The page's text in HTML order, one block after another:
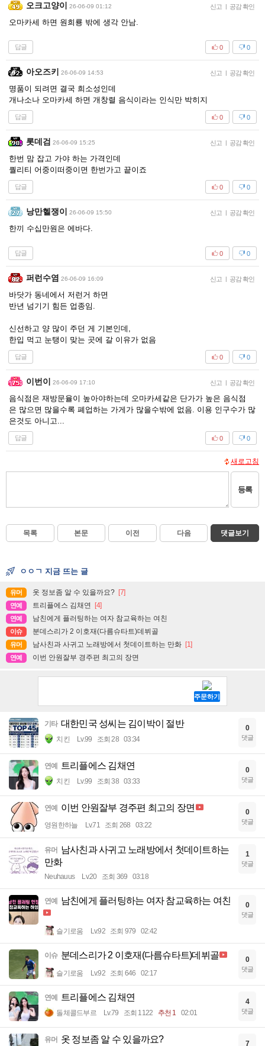
오크고양이 26-06-09 01:12 신고 공감 확인
오마카세 하면 원희룡 밖에 생각 안남.
답글 0
0
아오즈키 26-06-09 14:53 신고 공감 확인
명품이 되려면 결국 희소성인데
개나소나 오마카세 하면 개창렬 음식이라는 인식만 박히지
답글 0
0
롯데검 26-06-09 15:25 신고 공감 확인
한번 맘 잡고 가야 하는 가격인데
퀄리티 어중이떠중이면 한번가고 끝이죠
답글 0
0
낭만헬쟁이 26-06-09 15:50 신고 공감 확인
한끼 수십만원은 에바다.
답글 0
0
퍼런수염 26-06-09 16:09 신고 공감 확인
바닷가 동네에서 저런거 하면
반년 넘기기 힘든 업종임.
신선하고 양 많이 주던 게 기본인데,
한입 먹고 눈탱이 맞는 곳에 갈 이유가 없음
답글 0
0
이번이 26-06-09 17:10 신고 공감 확인
음식점은 재방문율이 높아야하는데 오마카세같은 단가가 높은 음식점
은 많으면 많을수록 폐업하는 가게가 많을수밖에 없음. 이용 인구수가 많
은것도 아니고...
답글 0
0
새로고침
등록
목록 본문 이전 다음 댓글보기
ㅇㅇㄱ 지금 뜨는 글
유머 옷 정보좀 알 수 있을까요? [7]
연예 트리플에스 김채연 [4]
연예 남친에게 플러팅하는 여자 참교육하는 여친
이슈 분데스리가 2 이호재(다름슈타트)데뷔골
유머 남사친과 사귀고 노래방에서 첫데이트하는 만화 [1]
연예 이번 안원잘부 경주편 최고의 장면
기타 대한민국 성씨는 김이박이 절반
치킨 Lv.99 조회 28 03:34
0
댓글
연예 트리플에스 김채연
치킨 Lv.99 조회 38 03:33
0
댓글
연예 이번 안원잘부 경주편 최고의 장면
영원한하늘 Lv.71 조회 268 03:22
0
댓글
유머 남사친과 사귀고 노래방에서 첫데이트하는
만화
Neuhauus Lv.20 조회 369 03:18
1
댓글
연예 남친에게 플러팅하는 여자 참교육하는 여친
슬기로움 Lv.92 조회 979 02:42
0
댓글
이슈 분데스리가 2 이호재(다름슈타트)데뷔골
슬기로움 Lv.92 조회 646 02:17
0
댓글
연예 트리플에스 김채연
돌체콜드부르 Lv.79 조회 1122 추천 1 02:01
4
댓글
유머 옷 정보좀 알 수 있을까요? 7